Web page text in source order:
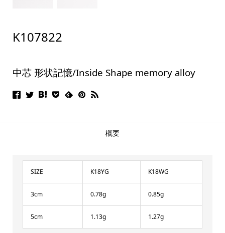
K107822
中芯 形状記憶/Inside Shape memory alloy
概要
SIZE K18YG K18WG
3cm 0.78g 0.85g
5cm 1.13g 1.27g